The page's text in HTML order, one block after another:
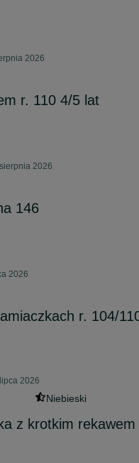
2026
r. 110 4/5 lat
2026
146
2026
r. 104/
2026
Niebieski
z krotkim